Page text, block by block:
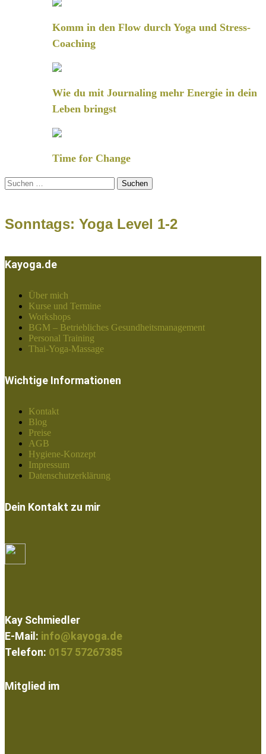
Komm in den Flow durch Yoga und Stress-
Coaching
Wie du mit Journaling mehr Energie in dein
Leben bringst
Time for Change
Suchen
nach:
Sonntags: Yoga Level 1-2
Kayoga.de
Über mich
Kurse und Termine
Workshops
BGM – Betriebliches Gesundheitsmanagement
Personal Training
Thai-Yoga-Massage
Wichtige Informationen
Kontakt
Blog
Preise
AGB
Hygiene-Konzept
Impressum
Datenschutzerklärung
Dein Kontakt zu mir
Kay Schmiedler
E-Mail: info@kayoga.de
Telefon: 0157 57267385
Mitglied im